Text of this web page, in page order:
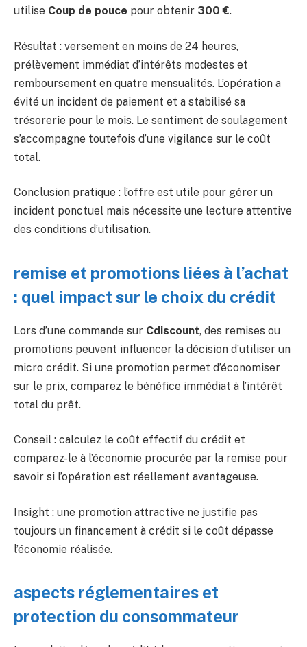
utilise Coup de pouce pour obtenir 300 €.
Résultat : versement en moins de 24 heures,
prélèvement immédiat d’intérêts modestes et
remboursement en quatre mensualités. L’opération a
évité un incident de paiement et a stabilisé sa
trésorerie pour le mois. Le sentiment de soulagement
s’accompagne toutefois d’une vigilance sur le coût
total.
Conclusion pratique : l’offre est utile pour gérer un
incident ponctuel mais nécessite une lecture attentive
des conditions d’utilisation.
remise et promotions liées à l’achat
: quel impact sur le choix du crédit
Lors d’une commande sur Cdiscount, des remises ou
promotions peuvent influencer la décision d’utiliser un
micro crédit. Si une promotion permet d’économiser
sur le prix, comparez le bénéfice immédiat à l’intérêt
total du prêt.
Conseil : calculez le coût effectif du crédit et
comparez-le à l’économie procurée par la remise pour
savoir si l’opération est réellement avantageuse.
Insight : une promotion attractive ne justifie pas
toujours un financement à crédit si le coût dépasse
l’économie réalisée.
aspects réglementaires et
protection du consommateur